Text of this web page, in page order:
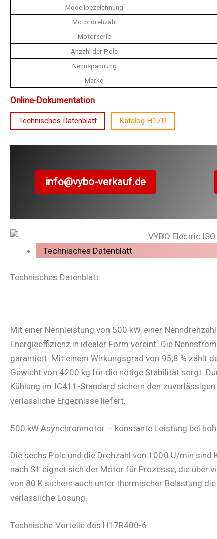
Modellbezeichnung
Motordrehzahl
Motorserie
Anzahl der Pole
Nennspannung
Marke
Online-Dokumentation
Technisches Datenblatt Katalog H17R
info@vybo-verkauf.de
Technisches Datenblatt
Technisches Datenblatt
Mit einer Nennleistung von 500 kW, einer
Energieeffizienz in idealer Form vereint. Die
garantiert. Mit einem Wirkungsgrad von 95,8 % zählt
Gewicht von 4200 kg für die nötige Stabilität sorgt.
Kühlung im IC411-Standard sichern den
verlässliche Ergebnisse liefert.
500 kW Asynchronmotor – konstante Leistung bei
Die sechs Pole und die Drehzahl von 1000 U/min
nach S1 eignet sich der Motor für Prozesse, die über
von 80 K sichern auch unter thermischer Belastung
verlässliche Lösung.
Technische Vorteile des H17R400-6